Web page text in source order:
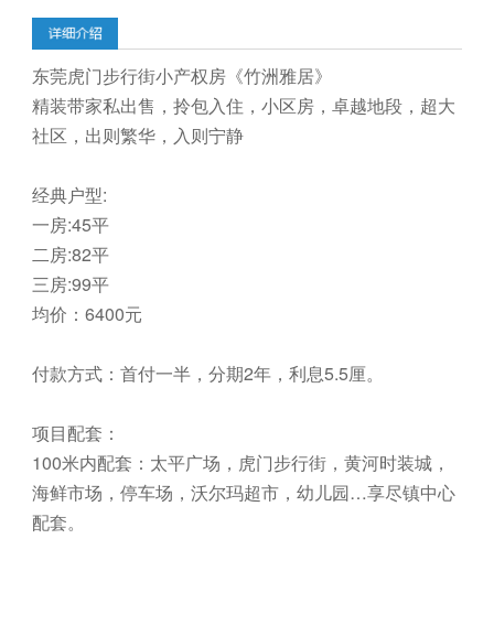
东莞虎门步行街小产权房《竹洲雅居》
精装带家私出售，拎包入住，小区房，卓越地段，超大
社区，出则繁华，入则宁静
经典户型:
一房:45平
二房:82平
三房:99平
均价：6400元
付款方式：首付一半，分期2年，利息5.5厘。
项目配套：
100米内配套：太平广场，虎门步行街，黄河时装城，
海鲜市场，停车场，沃尔玛超市，幼儿园…享尽镇中心
配套。